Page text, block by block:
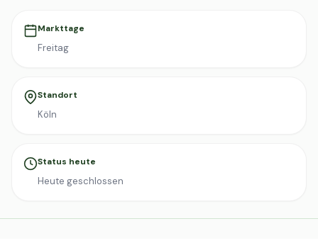
Markttage
Freitag
Standort
Köln
Status heute
Heute geschlossen